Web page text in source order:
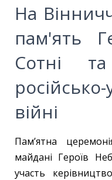
На
пам'ять
Сотні
російсько-
війні
Пам’ятна
майдані Героїв
участь